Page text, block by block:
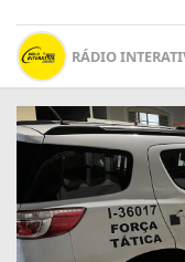
RÁDIO